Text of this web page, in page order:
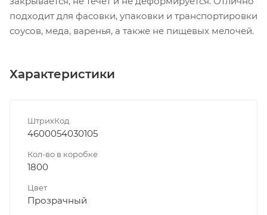
подходит для фасовки, упаковки и транспортировки
соусов, меда, варенья, а также не пищевых мелочей.
Характеристики
ШтрихКод
4600054030105
Кол-во в коробке
1800
Цвет
Прозрачный